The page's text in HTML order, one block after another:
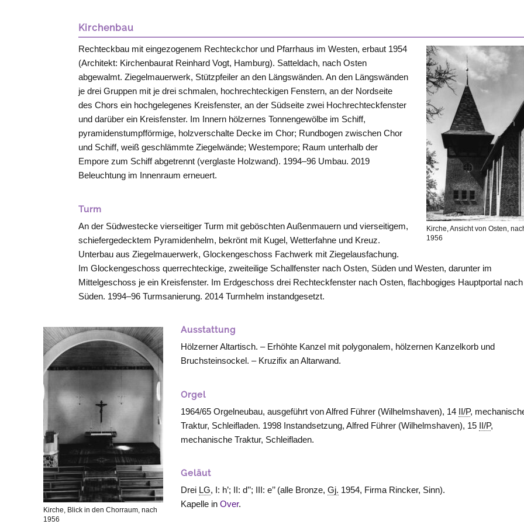
Kirchenbau
Kirche, Ansicht von Osten,
1956
Rechteckbau mit eingezogenem Rechteckchor und Pfarrhaus imWesten, erbaut 1954
(Architekt: Kirchenbaurat Reinhard Vogt, Hamburg). Satteldach, nach Osten
abgewalmt. Ziegelmauerwerk, Stützpfeiler an den Längswänden. An den Längswänden
je drei Gruppen mit je drei schmalen, hochrechteckigen Fenstern, an der Nordseite
des Chors ein hochgelegenes Kreisfenster, an der Südseite zwei Hochrechteckfenster
und darüber ein Kreisfenster. Im Innern hölzernes Tonnengewölbe im Schiff,
pyramidenstumpfförmige, holzverschalte Decke im Chor; Rundbogen zwischen Chor
und Schiff, weiß geschlämmte Ziegelwände; Westempore; Raum unterhalb der
Empore zum Schiff abgetrennt (verglaste Holzwand). 1994–96 Umbau. 2019
Beleuchtung im Innenraum erneuert.
Turm
An der Südwestecke vierseitiger Turm mit geböschten Außenmauern und vierseitigem,
schiefergedecktem Pyramidenhelm, bekrönt mit Kugel, Wetterfahne und Kreuz.
Unterbau aus Ziegelmauerwerk, Glockengeschoss Fachwerk mit Ziegelausfachung.
Im Glockengeschoss querrechteckige, zweiteilige Schallfenster nach Osten, Süden undWesten, darunter im
Mittelgeschoss je ein Kreisfenster. Im Erdgeschoss drei Rechteckfenster nach Osten, flachbogiges Hauptportal nach
Süden. 1994–96 Turmsanierung. 2014 Turmhelm instandgesetzt.
Kirche, Blick in den Chorraum, nach
1956
Ausstattung
Hölzerner Altartisch. – Erhöhte Kanzel mit polygonalem, hölzernen Kanzelkorb und
Bruchsteinsockel. – Kruzifix an Altarwand.
Orgel
1964/65 Orgelneubau, ausgeführt von Alfred Führer (Wilhelmshaven), 14 II/P,
Traktur, Schleifladen. 1998 Instandsetzung, Alfred Führer (Wilhelmshaven), 15 II/P,
mechanische Traktur, Schleifladen.
Geläut
Drei LG, I: h’; II: d’’; III: e’’ (alle Bronze,Gj. 1954, Firma Rincker, Sinn).
Kapelle inOver.